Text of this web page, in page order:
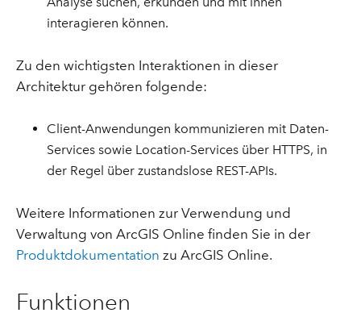
interagieren können.
Zu den wichtigsten Interaktionen in dieser
Architektur gehören folgende:
Client-Anwendungen kommunizieren mit Daten-
Services sowie Location-Services über HTTPS, in
der Regel über zustandslose REST-APIs.
Weitere Informationen zur Verwendung und
Verwaltung von ArcGIS Online finden Sie in der
Produktdokumentation zu ArcGIS Online.
Funktionen